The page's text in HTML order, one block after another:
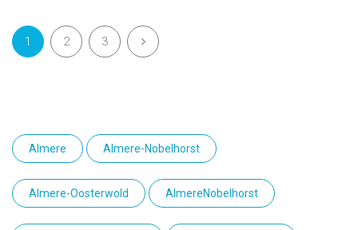
1 2 3
Almere Almere-Nobelhorst
Almere-Oosterwold AlmereNobelhorst